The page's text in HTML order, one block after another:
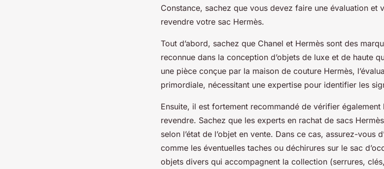
Constance, sachez que vous devez faire une évaluation et
revendre votre sac Hermès.
Tout d’abord, sachez que Chanel et Hermès sont des
reconnue dans la conception d’objets de luxe et de haute
une pièce conçue par la maison de couture Hermès,
primordiale, nécessitant une expertise pour identifier les
Ensuite, il est fortement recommandé de vérifier
revendre. Sachez que les experts en rachat de sacs
selon l’état de l’objet en vente. Dans ce cas, assurez-vous
comme les éventuelles taches ou déchirures sur le sac
objets divers qui accompagnent la collection (serrures,